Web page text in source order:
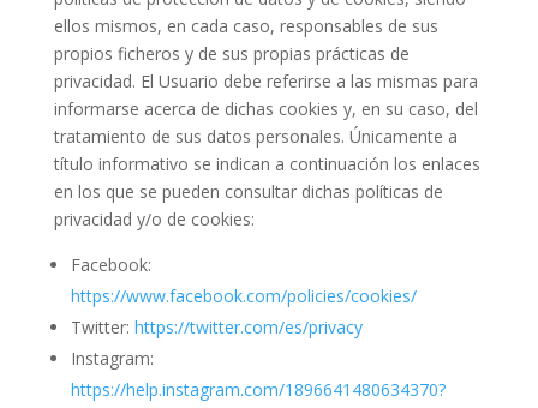
ellos mismos, en cada caso, responsables de sus
propios ficheros y de sus propias prácticas de
privacidad. El Usuario debe referirse a las mismas para
informarse acerca de dichas cookies y, en su caso, del
tratamiento de sus datos personales. Únicamente a
título informativo se indican a continuación los enlaces
en los que se pueden consultar dichas políticas de
privacidad y/o de cookies:
Facebook:
https://www.facebook.com/policies/cookies/
Twitter: https://twitter.com/es/privacy
Instagram:
https://help.instagram.com/1896641480634370?